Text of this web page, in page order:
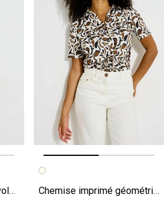
Blouse imprimée col V volanté femme
Image précédente
Image suivante
Chemise imprimé géométrique femme